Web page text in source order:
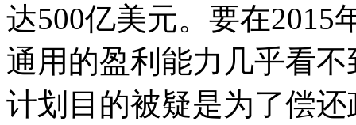
达500亿美元。要在2015
通用的盈利能力几乎看
计划目的被疑是为了偿